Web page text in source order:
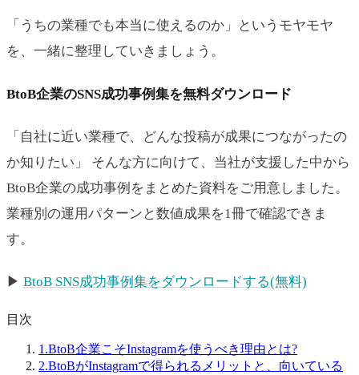
「うちの業種でも本当に使えるのか」というモヤモヤ
を、一緒に整理していきましょう。
BtoB企業のSNS成功事例集を無料ダウンロード
「自社に近い業種で、どんな投稿が成果につながったの
か知りたい」 そんな方に向けて、当社が支援した中から
BtoB企業の成功事例をまとめた資料をご用意しました。
業種別の運用パターンと数値成果を1冊で確認できま
す。
▶ BtoB SNS成功事例集をダウンロードする(無料)
目次
1.BtoB企業こそInstagramを使うべき理由とは?
2.BtoBがInstagramで得られるメリットと、向いている